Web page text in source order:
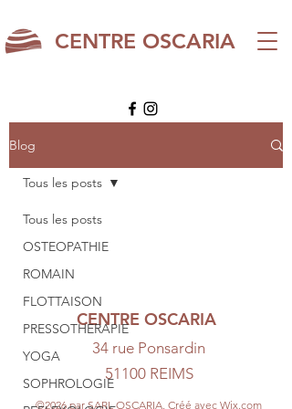
CENTRE OSCARIA
Blog
Tous les posts
OSTEOPATHIE
ROMAIN
FLOTTAISON
PRESSOTHERAPIE
YOGA
SOPHROLOGIE
Tous les posts
CENTRE OSCARIA
34 rue Ponsardin
51100 REIMS
©2026 par SARL OSCARIA. Créé avec Wix.com